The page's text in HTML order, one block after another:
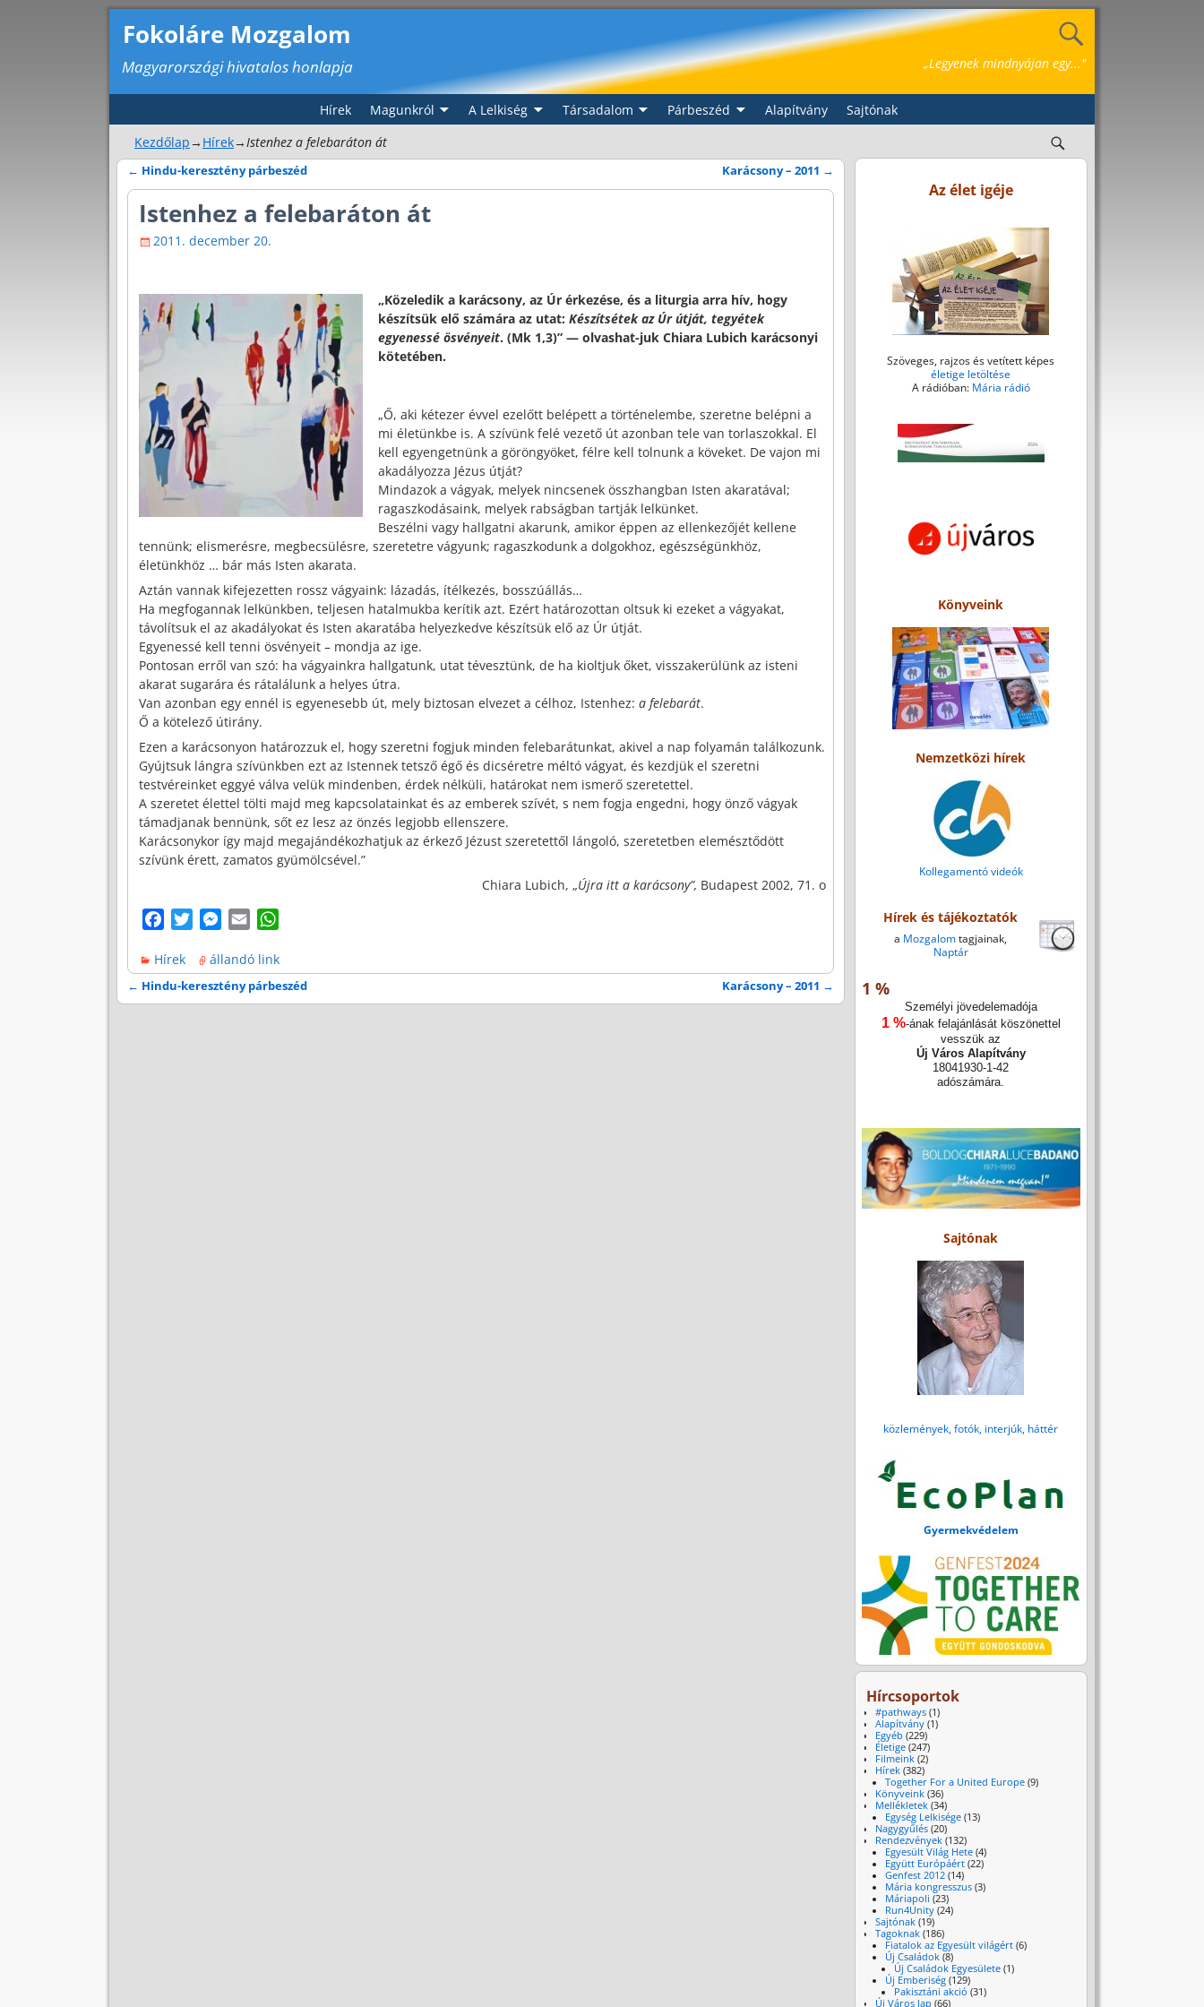
Fokoláre Mozgalom
Magyarországi hivatalos honlapja „Legyenek mindnyájan egy..."
Hírek Magunkról A Lelkiség Társadalom Párbeszéd Alapítvány
Sajtónak
Kezdőlap→ Hírek→ Istenhez a felebaráton át
Bejegyzés navigáció
← Hindu-keresztény párbeszéd Karácsony – 2011 →
Istenhez a felebaráton át
2011. december 20.
„Közeledik a karácsony, az Úr érkezése, és a liturgia arra hív, hogy
készítsük elő számára az utat:Készítsétek az Úr útját, tegyétek
egyenessé ösvényeit. (Mk 1,3)” — olvashat-juk Chiara Lubich karácsonyi
kötetében.
„Ő, aki kétezer évvel ezelőtt belépett a történelembe, szeretne belépni a
mi életünkbe is. A szívünk felé vezető út azonban tele van torlaszokkal. El
kell egyengetnünk a göröngyöket, félre kell tolnunk a köveket. De vajon mi
akadályozza Jézus útját?
Mindazok a vágyak, melyek nincsenek összhangban Isten akaratával;
ragaszkodásaink, melyek rabságban tartják lelkünket.
Beszélni vagy hallgatni akarunk, amikor éppen az ellenkezőjét kellene
tennünk; elismerésre, megbecsülésre, szeretetre vágyunk; ragaszkodunk a dolgokhoz, egészségünkhöz,
életünkhöz … bár más Isten akarata.
Aztán vannak kifejezetten rossz vágyaink: lázadás, ítélkezés, bosszúállás…
Ha megfogannak lelkünkben, teljesen hatalmukba kerítik azt. Ezért határozottan oltsuk ki ezeket a vágyakat,
távolítsuk el az akadályokat és Isten akaratába helyezkedve készítsük elő az Úr útját.
Egyenessé kell tenni ösvényeit – mondja az ige.
Pontosan erről van szó: ha vágyainkra hallgatunk, utat tévesztünk, de ha kioltjuk őket, visszakerülünk az isteni
akarat sugarára és rátalálunk a helyes útra.
Van azonban egy ennél is egyenesebb út, mely biztosan elvezet a célhoz, Istenhez: a felebarát.
Ő a kötelező útirány.
Ezen a karácsonyon határozzuk el, hogy szeretni fogjuk minden felebarátunkat, akivel a nap folyamán találkozunk.
Gyújtsuk lángra szívünkben ezt az Istennek tetsző égő és dicséretre méltó vágyat, és kezdjük el szeretni
testvéreinket eggyé válva velük mindenben, érdek nélküli, határokat nem ismerő szeretettel.
A szeretet élettel tölti majd meg kapcsolatainkat és az emberek szívét, s nem fogja engedni, hogy önző vágyak
támadjanak bennünk, sőt ez lesz az önzés legjobb ellenszere.
Karácsonykor így majd megajándékozhatjuk az érkező Jézust szeretettől lángoló, szeretetben elemésztődött
szívünk érett, zamatos gyümölcsével.”
Chiara Lubich, „Újra itt a karácsony”, Budapest 2002, 71. o
c
e
b
t
t
M
s
s
e
a
i
l
a
t
s
Hírek állandó link
Bejegyzés navigáció
← Hindu-keresztény párbeszéd Karácsony – 2011 →
Az élet igéje
Szöveges, rajzos és vetített képes
életige letöltése
A rádióban: Mária rádió
Könyveink
Nemzetközi hírek
Kollegamentó videók
Hírek és tájékoztatók
a Mozgalomtagjainak,
Naptár
1 %
Személyi jövedelemadója
1 %-ának felajánlását köszönettel
vesszük az
Új Város Alapítvány
18041930-1-42
adószámára.
Sajtónak
közlemények, fotók, interjúk, háttér
Gyermekvédelem
Hírcsoportok
#pathways (1)
Alapítvány (1)
Egyéb (229)
Életige (247)
Filmeink (2)
Hírek (382)
Together For a United Europe(9)
Könyveink (36)
Mellékletek (34)
Egység Lelkisége(13)
Nagygyűlés (20)
Rendezvények (132)
Egyesült Világ Hete(4)
Együtt Európáért(22)
Genfest 2012(14)
Mária kongresszus(3)
Máriapoli (23)
Run4Unity(24)
Sajtónak (19)
Tagoknak (186)
Fiatalok az Egyesült világért(6)
Új Családok(8)
Új Családok Egyesülete (1)
Új Emberiség(129)
Pakisztáni akció (31)
Új Város lap (66)